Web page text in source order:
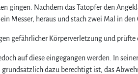
gingen. Nachdem das Tatopfer den
Messer, heraus und stach zwei Mal in den
gefährlicher Körperverletzung und
auf diese eingegangen werden. In
dazu berechtigt ist, das